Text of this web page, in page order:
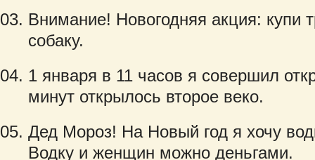
Внимание! Новогодняя акция: купи
собаку.
1 января в 11 часов я совершил
минут открылось второе веко.
Дед Мороз! На Новый год я хочу
Водку и женщин можно деньгами.